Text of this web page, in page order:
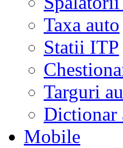
Taxa auto
Statii ITP
Targuri
Dictionar
Mobile